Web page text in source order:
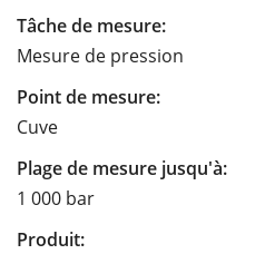
Tâche de mesure:
Mesure de pression
Point de mesure:
Cuve
Plage de mesure jusqu'à:
1 000 bar
Produit: